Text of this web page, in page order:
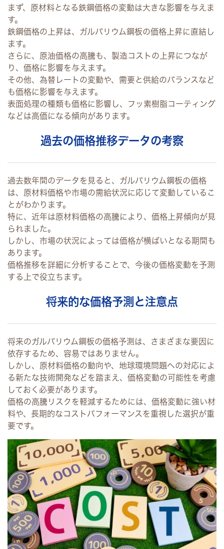
まず、原材料となる鉄鋼価格の変動は大きな影響を与えま
す。
鉄鋼価格の上昇は、ガルバリウム鋼板の価格上昇に直結し
ます。
さらに、原油価格の高騰も、製造コストの上昇につなが
り、価格に影響を与えます。
その他、為替レートの変動や、需要と供給のバランスなど
も価格に影響を与えます。
表面処理の種類も価格に影響し、フッ素樹脂コーティング
などは高価になる傾向があります。
過去の価格推移データの考察
過去数年間のデータを見ると、ガルバリウム鋼板の価格
は、原材料価格や市場の需給状況に応じて変動しているこ
とがわかります。
特に、近年は原材料価格の高騰により、価格上昇傾向が見
られました。
しかし、市場の状況によっては価格が横ばいとなる期間も
あります。
価格推移を詳細に分析することで、今後の価格変動を予測
する上で役立ちます。
将来的な価格予測と注意点
将来のガルバリウム鋼板の価格予測は、さまざまな要因に
依存するため、容易ではありません。
しかし、原材料価格の動向や、地球環境問題への対応によ
る新たな技術開発などを踏まえ、価格変動の可能性を考慮
しておく必要があります。
価格の高騰リスクを軽減するためには、価格変動に強い材
料や、長期的なコストパフォーマンスを重視した選択が重
要です。